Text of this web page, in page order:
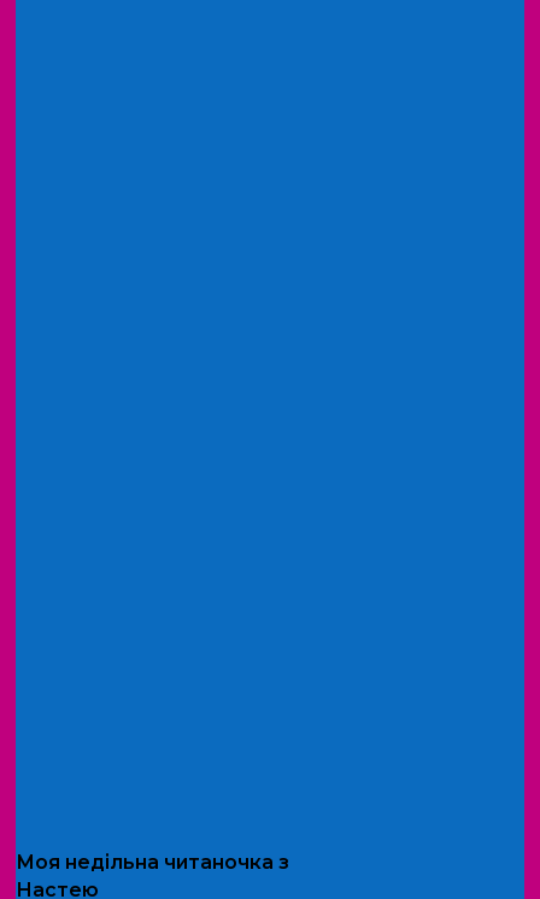
Моя недільна читаночка з
Настею